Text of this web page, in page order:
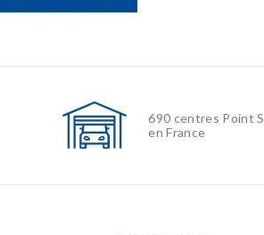
690 centres Point S
en France